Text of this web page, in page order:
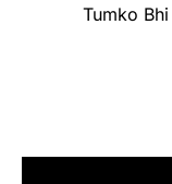
Tumko